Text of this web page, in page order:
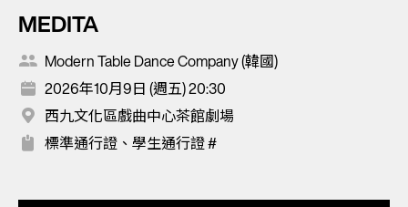
MEDITA
Modern Table Dance Company (韓國)
2026年10月9日 (週五) 20:30
西九文化區戲曲中心茶館劇場
標準通行證、學生通行證 #